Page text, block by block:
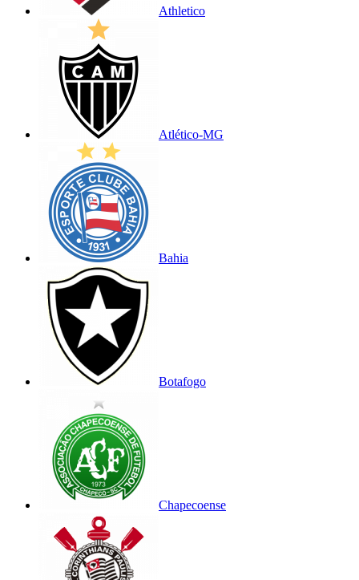
Athletico
Atlético-MG
Bahia
Botafogo
Chapecoense